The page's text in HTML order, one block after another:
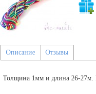
Описание Отзывы
Толщина 1мм и длина 26-27м.